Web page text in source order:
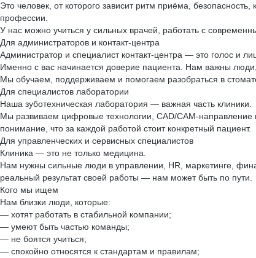
Это человек, от которого зависит ритм приёма,
профессии.
У нас можно учиться у сильных врачей, работать с
Для администраторов и контакт-центра
Администратор и специалист контакт-центра — это голос и
Именно с вас начинается доверие пациента. Нам важны
Мы обучаем, поддерживаем и помогаем разобраться в
Для специалистов лаборатории
Наша зуботехническая лаборатория — важная часть клиники.
Мы развиваем цифровые технологии, CAD/CAM-
понимание, что за каждой работой стоит конкретный пациент.
Для управленческих и сервисных специалистов
Клиника — это не только медицина.
Нам нужны сильные люди в управлении, HR, маркетинге,
реальный результат своей работы — нам может быть по пути.
Кого мы ищем
Нам близки люди, которые:
— хотят работать в стабильной компании;
— умеют быть частью команды;
— не боятся учиться;
— спокойно относятся к стандартам и правилам;